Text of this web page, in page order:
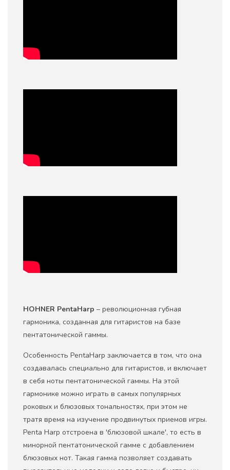
HOHNER PentaHarp – революционная губная
гармоника, созданная для гитаристов на базе
пентатонической гаммы.
Особенность PentaHarp заключается в том, что она
создавалась специально для гитаристов, и включает
в себя ноты пентатонической гаммы. На этой
гармонике можно играть в самых популярных
роковых и блюзовых тональностях, при этом не
тратя время на изучение продвинутых приемов игры.
Penta Harp отстроена в 'блюзовой шкале', то есть в
минорной пентатонической гамме с добавлением
блюзовых нот. Такая гамма позволяет создавать